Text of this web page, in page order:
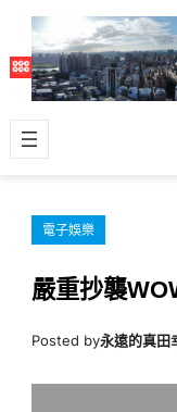
主
容
電子娛樂
嚴重抄襲
Posted by永遠的真田